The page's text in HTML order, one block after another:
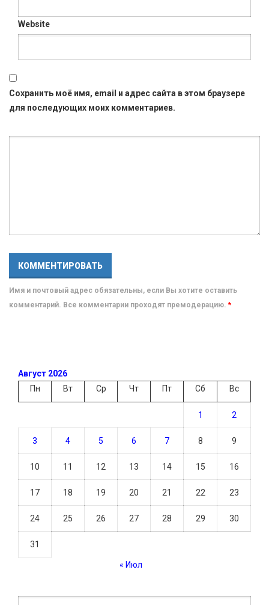
Website
Сохранить моё имя, email и адрес сайта в этом браузере
для последующих моих комментариев.
Имя и почтовый адрес обязательны, если Вы хотите оставить
комментарий. Все комментарии проходят премодерацию. *
Август 2026
Пн
Вт Ср Чт Пт Сб Вс
1 2
3 4 5 6 7 8 9
10 11 12 13 14 15 16
17 18 19 20 21 22 23
24 25 26 27 28 29 30
31
« Июл